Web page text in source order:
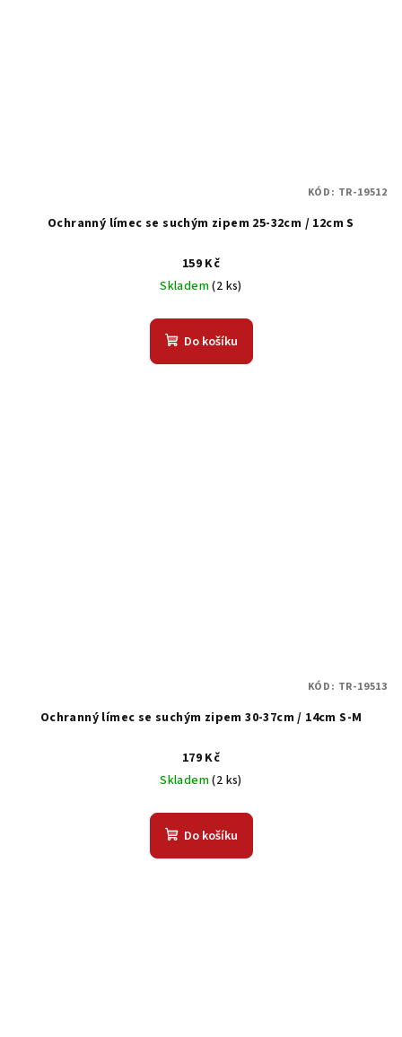
Ochranný límec se suchým zipem 25-32cm / 12cm S
159 Kč
Skladem(2 ks)
Do košíku
KÓD: TR-19512
Ochranný límec se suchým zipem 30-37cm / 14cm S-M
179 Kč
Skladem(2 ks)
Do košíku
KÓD: TR-19513